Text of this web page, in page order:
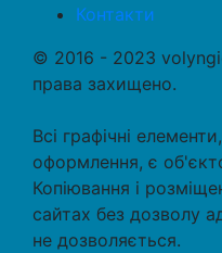
Контакти
© 2016 - 2023
права захищено.
Всі графічні
оформлення, є
Копіювання і
сайтах без дозволу
не дозволяється.